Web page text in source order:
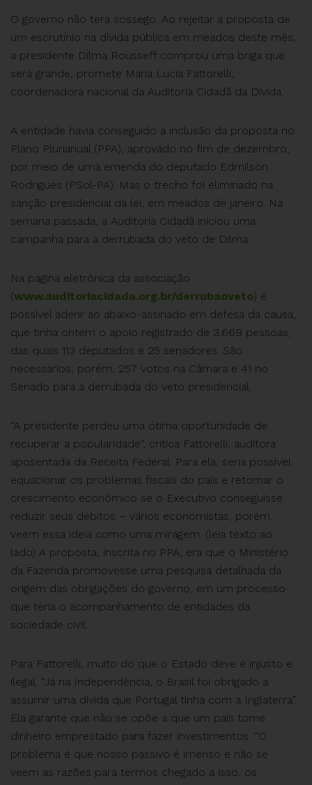
O governo não terá sossego. Ao rejeitar a proposta de
um escrutínio na dívida pública em meados deste mês,
a presidente Dilma Rousseff comprou uma briga que
será grande, promete Maria Lucia Fattorelli,
coordenadora nacional da Auditoria Cidadã da Dívida.
A entidade havia conseguido a inclusão da proposta no
Plano Plurianual (PPA), aprovado no fim de dezembro,
por meio de uma emenda do deputado Edmilson
Rodrigues (PSol-PA). Mas o trecho foi eliminado na
sanção presidencial da lei, em meados de janeiro. Na
semana passada, a Auditoria Cidadã iniciou uma
campanha para a derrubada do veto de Dilma.
Na página eletrônica da associação
(www.auditoriacidada.org.br/derrubaoveto) é
possível aderir ao abaixo-assinado em defesa da causa,
que tinha ontem o apoio registrado de 3.669 pessoas,
das quais 113 deputados e 25 senadores. São
necessários, porém, 257 votos na Câmara e 41 no
Senado para a derrubada do veto presidencial.
“A presidente perdeu uma ótima oportunidade de
recuperar a popularidade”, critica Fattorelli, auditora
aposentada da Receita Federal. Para ela, seria possível
equacionar os problemas fiscais do país e retomar o
crescimento econômico se o Executivo conseguisse
reduzir seus débitos – vários economistas, porém,
veem essa ideia como uma miragem. (leia texto ao
lado) A proposta, inscrita no PPA, era que o Ministério
da Fazenda promovesse uma pesquisa detalhada da
origem das obrigações do governo, em um processo
que teria o acompanhamento de entidades da
sociedade civil.
Para Fattorelli, muito do que o Estado deve é injusto e
ilegal. “Já na Independência, o Brasil foi obrigado a
assumir uma dívida que Portugal tinha com a Inglaterra”.
Ela garante que não se opõe a que um país tome
dinheiro emprestado para fazer investimentos. “O
problema é que nosso passivo é imenso e não se
veem as razões para termos chegado a isso, os